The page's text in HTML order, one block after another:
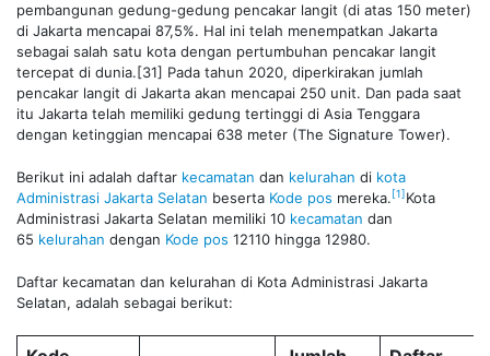
pembangunan gedung-gedung pencakar langit (di atas 150 meter)
di Jakarta mencapai 87,5%. Hal ini telah menempatkan Jakarta
sebagai salah satu kota dengan pertumbuhan pencakar langit
tercepat di dunia.[31] Pada tahun 2020, diperkirakan jumlah
pencakar langit di Jakarta akan mencapai 250 unit. Dan pada saat
itu Jakarta telah memiliki gedung tertinggi di Asia Tenggara
dengan ketinggian mencapai 638 meter (The Signature Tower).
Berikut ini adalah daftar kecamatan dan kelurahan di kota
Administrasi Jakarta Selatan beserta Kode pos mereka. [1] Kota
Administrasi Jakarta Selatan memiliki 10 kecamatan dan
65 kelurahan dengan Kode pos 12110 hingga 12980.
Daftar kecamatan dan kelurahan di Kota Administrasi Jakarta
Selatan, adalah sebagai berikut: